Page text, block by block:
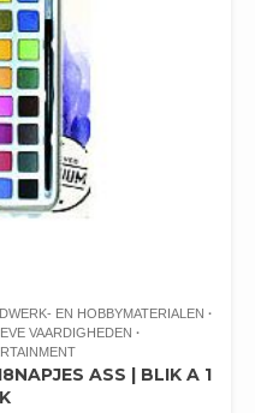
EN HOBBYMATERIALEN
VAARDIGHEDEN
ASS | BLIK A 1